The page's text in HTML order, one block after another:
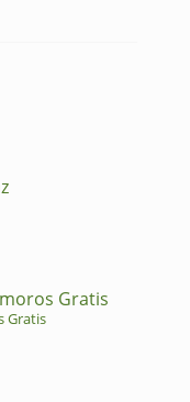
Gratis
Gratis